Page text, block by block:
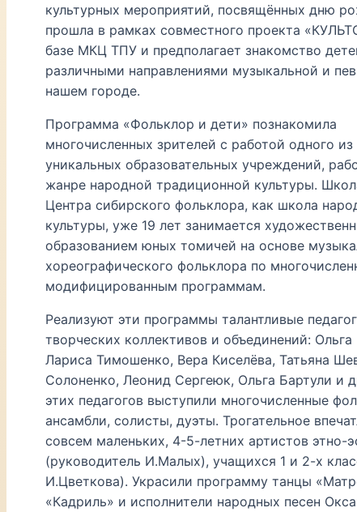
культурных мероприятий, посвящённых дню
прошла в рамках совместного проекта
базе МКЦ ТПУ и предполагает знакомство
различными направлениями музыкальной и
нашем городе.
Программа «Фольклор и дети» познакомила
многочисленных зрителей с работой одного из
уникальных образовательных учреждений,
жанре народной традиционной культуры.
Центра сибирского фольклора, как школа
культуры, уже 19 лет занимается
образованием юных томичей на основе
хореографического фольклора по
модифицированным программам.
Реализуют эти программы талантливые
творческих коллективов и объединений:
Лариса Тимошенко, Вера Киселёва, Татьяна
Солоненко, Леонид Сергеюк, Ольга Бартули и
этих педагогов выступили многочисленные
ансамбли, солисты, дуэты. Трогательное
совсем маленьких, 4-5-летних артистов этно-
(руководитель И.Малых), учащихся 1 и 2-х
И.Цветкова). Украсили программу танцы
«Кадриль» и исполнители народных песен